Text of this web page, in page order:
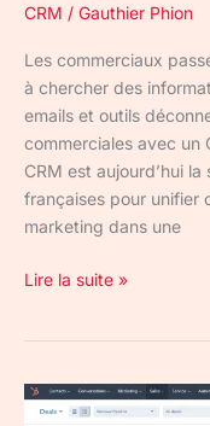
CRM / Gauthier Phion
Les commerciaux
à chercher des
emails et outils
commerciales avec un
CRM est aujourd’hui
françaises pour unifier
marketing dans une
2026
Lire la suite »
Le